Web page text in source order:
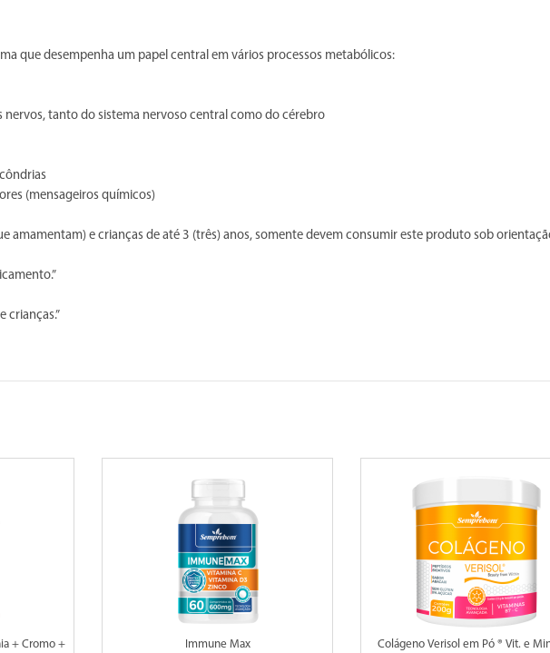
que desempenha um papel central em vários processos metabólicos:
nervos, tanto do sistema nervoso central como do cérebro
(mensageiros químicos)
amamentam) e crianças de até 3 (três) anos, somente devem consumir este produto sob
crianças.”
+ Cromo +
Immune Max Colágeno Verisol em Pó ® Vit. e